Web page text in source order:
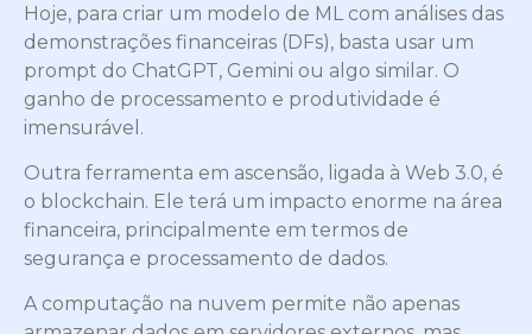
Hoje, para criar um modelo de ML com análises das
demonstrações financeiras (DFs), basta usar um
prompt do ChatGPT, Gemini ou algo similar. O
ganho de processamento e produtividade é
imensurável.
Outra ferramenta em ascensão, ligada à Web 3.0, é
o blockchain. Ele terá um impacto enorme na área
financeira, principalmente em termos de
segurança e processamento de dados.
A computação na nuvem permite não apenas